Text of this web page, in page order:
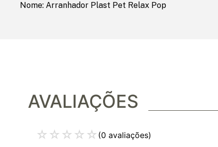
Nome: Arranhador Plast Pet Relax Pop
AVALIAÇÕES
☆ ☆ ☆ ☆ ☆ (0 avaliações)